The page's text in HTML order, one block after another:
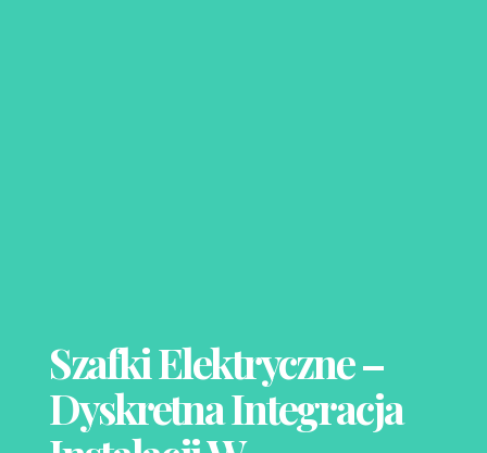
Szafki Elektryczne –
Dyskretna Integracja